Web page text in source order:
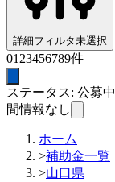
詳細フィルタ未選択
01 23456789件
ステータス: 公募中
間情報なし
ホーム
>補助金一覧
>山口県